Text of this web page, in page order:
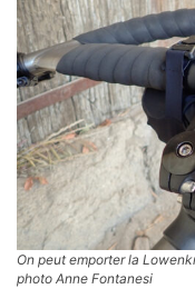
On peut emporter la
photo Anne Fontanesi